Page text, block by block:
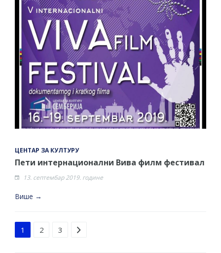
ЦЕНТАР ЗА КУЛТУРУ
Пети интернационални Вива филм фестивал
13. септембар 2019. године
Више →
Strana 1 od 3
1 2 3